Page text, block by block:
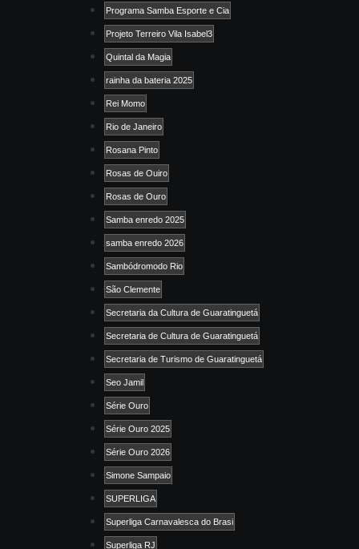
Programa Samba Esporte e Cia
Projeto Terreiro Vila Isabel3
Quintal da Magia
rainha da bateria 2025
Rei Momo
Rio de Janeiro
Rosana Pinto
Rosas de Ouiro
Rosas de Ouro
Samba enredo 2025
samba enredo 2026
Sambódromodo Rio
São Clemente
Secretaria da Cultura de Guaratinguetá
Secretaria de Cultura de Guaratinguetá
Secretaria de Turismo de Guaratinguetá
Seo Jamil
Série Ouro
Série Ouro 2025
Série Ouro 2026
Simone Sampaio
SUPERLIGA
Superliga Carnavalesca do Brasi
Superliga RJ